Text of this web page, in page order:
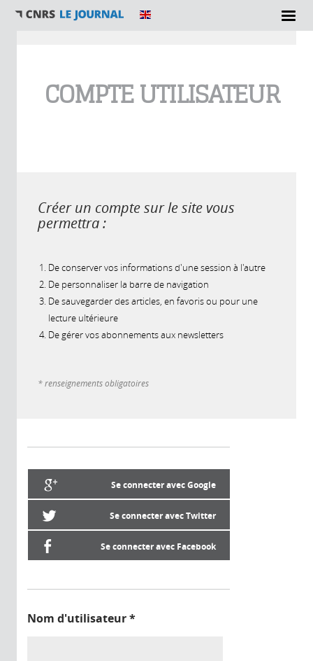
COMPTE UTILISATEUR
Créer un compte sur le site vous
permettra :
De conserver vos informations d'une session à l'autre
De personnaliser la barre de navigation
De sauvegarder des articles, en favoris ou pour une
lecture ultérieure
De gérer vos abonnements aux newsletters
* renseignements obligatoires
Se connecter avec Google
Se connecter avec Twitter
Se connecter avec Facebook
Nom d'utilisateur*